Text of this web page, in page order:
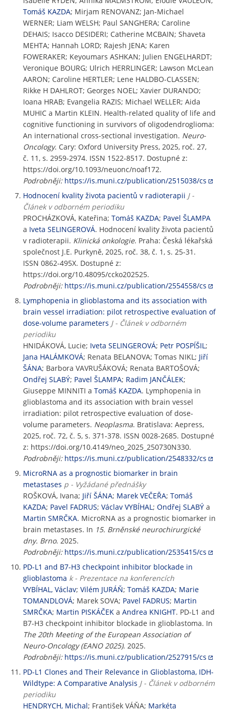
Tomáš KAZDA; Mirjam RENOVANZ; Jan-Michael
WERNER; Liam WELSH; Paul SANGHERA; Caroline
DEHAIS; Isacco DESIDERI; Catherine MCBAIN; Shaveta
MEHTA; Hannah LORD; Rajesh JENA; Karen
FOWERAKER; Keyoumars ASHKAN; Julien ENGELHARDT;
Veronique BOURG; Ulrich HERRLINGER; Lawson McLean
AARON; Caroline HERTLER; Lene HALDBO-CLASSEN;
Rikke H DAHLROT; Georges NOEL; Xavier DURANDO;
Ioana HRAB; Evangelia RAZIS; Michael WELLER; Aida
MUHIC a Martin KLEIN. Health-related quality of life and
cognitive functioning in survivors of oligodendroglioma:
An international cross-sectional investigation. Neuro-
Oncology. Cary: Oxford University Press, 2025, roč. 27,
č. 11, s. 2959-2974. ISSN 1522-8517. Dostupné z:
https://doi.org/10.1093/neuonc/noaf172.
Podrobněji: https://is.muni.cz/publication/2515038/cs
Hodnocení kvality života pacientů v radioterapii J -
Článek v odborném periodiku
PROCHÁZKOVÁ, Kateřina; Tomáš KAZDA; Pavel ŠLAMPA
a Iveta SELINGEROVÁ. Hodnocení kvality života pacientů
v radioterapii. Klinická onkologie. Praha: Česká lékařská
společnost J.E. Purkyně, 2025, roč. 38, č. 1, s. 25-31.
ISSN 0862-495X. Dostupné z:
https://doi.org/10.48095/ccko202525.
Podrobněji: https://is.muni.cz/publication/2554558/cs
Lymphopenia in glioblastoma and its association with
brain vessel irradiation: pilot retrospective evaluation of
dose-volume parameters J - Článek v odborném
periodiku
HNIDÁKOVÁ, Lucie; Iveta SELINGEROVÁ; Petr POSPÍŠIL ;
Jana HALÁMKOVÁ; Renata BELANOVA; Tomas NIKL; Jiří
ŠÁNA; Barbora VAVRUŠÁKOVÁ; Renata BARTOŠOVÁ;
Ondřej SLABÝ; Pavel ŠLAMPA; Radim JANČÁLEK;
Giuseppe MINNITI a Tomáš KAZDA. Lymphopenia in
glioblastoma and its association with brain vessel
irradiation: pilot retrospective evaluation of dose-
volume parameters. Neoplasma. Bratislava: Aepress,
2025, roč. 72, č. 5, s. 371-378. ISSN 0028-2685. Dostupné
z: https://doi.org/10.4149/neo_2025_250730N330.
Podrobněji: https://is.muni.cz/publication/2548332/cs
MicroRNA as a prognostic biomarker in brain
metastases p - Vyžádané přednášky
ROŠKOVÁ, Ivana; Jiří ŠÁNA; Marek VEČEŘA; Tomáš
KAZDA; Pavel FADRUS; Václav VYBÍHAL ; Ondřej SLABÝ a
Martin SMRČKA. MicroRNA as a prognostic biomarker in
brain metastases. In 15. Brněnské neurochirurgické
dny. Brno. 2025.
Podrobněji: https://is.muni.cz/publication/2535415/cs
PD-L1 and B7-H3 checkpoint inhibitor blockade in
glioblastoma k - Prezentace na konferencích
VYBÍHAL, Václav; Vilém JURÁŇ; Tomáš KAZDA; Marie
TOMANDLOVÁ; Marek SOVA; Pavel FADRUS; Martin
SMRČKA; Martin PISKÁČEK a Andrea KNIGHT. PD-L1 and
B7-H3 checkpoint inhibitor blockade in glioblastoma. In
The 20th Meeting of the European Association of
Neuro-Oncology (EANO 2025). 2025.
Podrobněji: https://is.muni.cz/publication/2527915/cs
PD-L1 Clones and Their Relevance in Glioblastoma, IDH-
Wildtype: A Comparative Analysis J - Článek v odborném
periodiku
HENDRYCH, Michal; František VÁŇA; Markéta